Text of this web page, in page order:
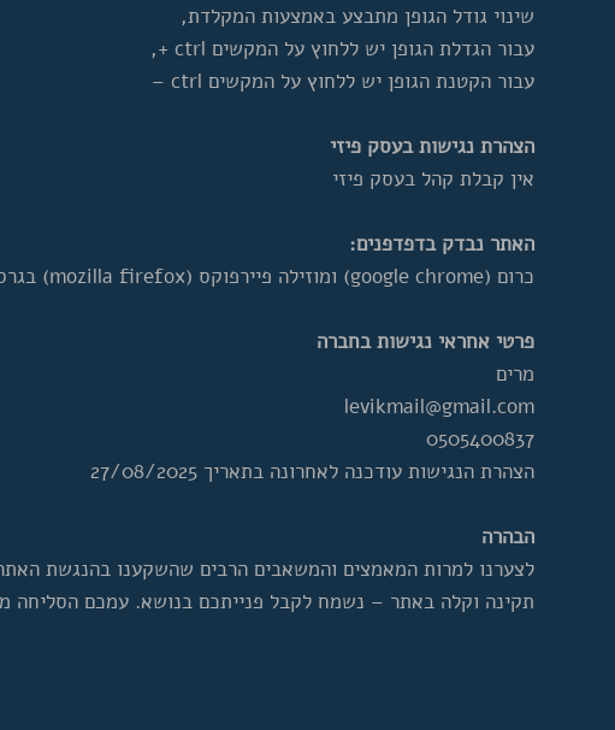
שינוי גודל הגופן מתבצע באמצעות המקלדת,
עבור הגדלת הגופן יש ללחוץ על המקשים ctrl +,
עבור הקטנת הגופן יש ללחוץ על המקשים ctrl –
הצהרת נגישות בעסק פיזי
אין קבלת קהל בעסק פיזי
האתר נבדק בדפדפנים:
כרום (google chrome) ומוזילה פיירפוקס (mozilla firefox) בגרסאות האחרונות שלהם.
פרטי אחראי נגישות בחברה
מרים
levikmail@gmail.com
0505400837
הצהרת הנגישות עודכנה לאחרונה בתאריך 27/08/2025
הבהרה
לצערנו למרות המאמצים והמשאבים הרבים שהשקענו בהנגשת
תקינה וקלה באתר – נשמח לקבל פנייתכם בנושא. עמכם הסליחה